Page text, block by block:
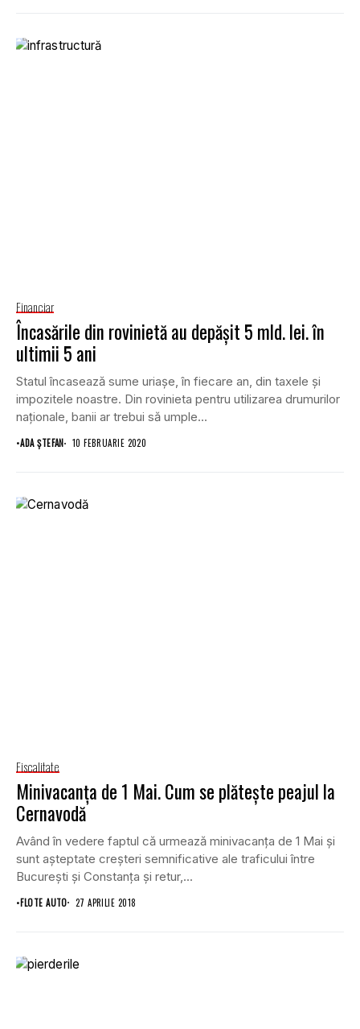
Financiar
Încasările din rovinietă au depăşit 5 mld. lei. în
ultimii 5 ani
Statul încasează sume uriaşe, în fiecare an, din taxele şi
impozitele noastre. Din rovinieta pentru utilizarea drumurilor
naţionale, banii ar trebui să umple...
•ADA ȘTEFAN 10 FEBRUARIE 2020
Fiscalitate
Minivacanţa de 1 Mai. Cum se plăteşte peajul la
Cernavodă
Având în vedere faptul că urmează minivacanţa de 1 Mai şi
sunt aşteptate creşteri semnificative ale traficului între
Bucureşti şi Constanţa şi retur,...
•FLOTE AUTO 27 APRILIE 2018